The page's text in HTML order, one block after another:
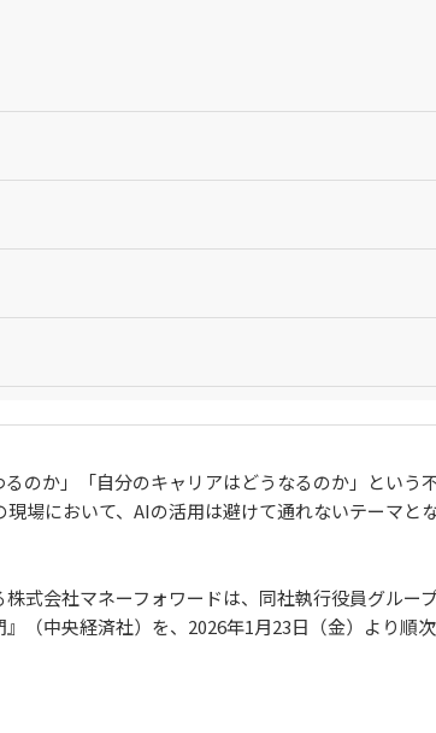
のか」「自分のキャリアはどうなるのか」という
場において、AIの活用は避けて通れないテーマと
式会社マネーフォワードは、同社執行役員グルー
（中央経済社）を、2026年1月23日（金）より順